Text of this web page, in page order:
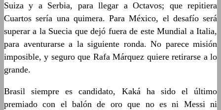
Suiza y a Serbia, para llegar a Octavos; que repitiera
Cuartos sería una quimera. Para México, el desafío será
superar a la Suecia que dejó fuera de este Mundial a Italia,
para aventurarse a la siguiente ronda. No parece misión
imposible, y seguro que Rafa Márquez quiere retirarse a lo
grande.
Brasil siempre es candidato, Kaká ha sido el último
premiado con el balón de oro que no es ni Messi ni